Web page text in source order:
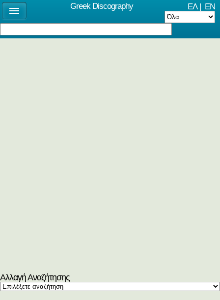
ΕΛ| EN
Αλλαγή Αναζήτησης
Greek Discography